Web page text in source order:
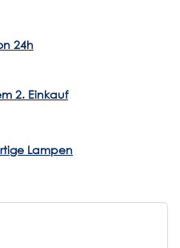
24h
2. Einkauf
Lampen